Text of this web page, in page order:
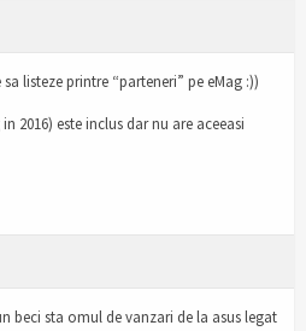
listeze printre “parteneri” pe eMag :))
2016) este inclus dar nu are aceeasi
beci sta omul de vanzari de la asus legat